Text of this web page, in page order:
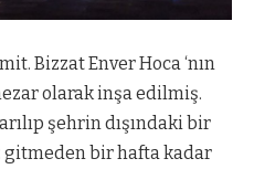
Bizzat Enver Hoca ‘nın
olarak inşa edilmiş.
şehrin dışındaki bir
gitmeden bir hafta kadar